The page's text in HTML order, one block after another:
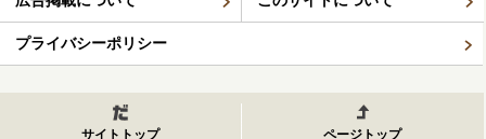
プライバシーポリシー
サイトトップ ページトップ